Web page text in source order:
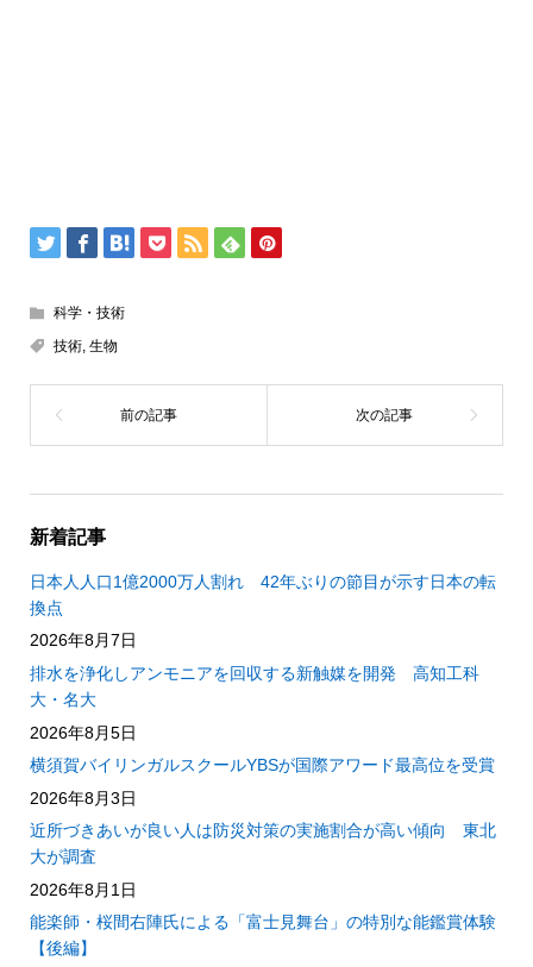
科学・技術
技術, 生物
新着記事
日本人人口1億2000万人割れ 42年ぶりの節目が示す日本の転
換点
2026年8月7日
排水を浄化しアンモニアを回収する新触媒を開発 高知工科
大・名大
2026年8月5日
横須賀バイリンガルスクールYBSが国際アワード最高位を受賞
2026年8月3日
近所づきあいが良い人は防災対策の実施割合が高い傾向 東北
大が調査
2026年8月1日
能楽師・桜間右陣氏による「富士見舞台」の特別な能鑑賞体験
【後編】